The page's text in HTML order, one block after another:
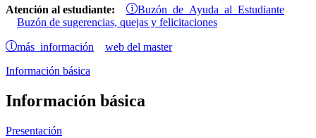
Atención al estudiante: Buzón de Ayuda al Estudiante
Buzón de sugerencias, quejas y felicitaciones
más información
web del master
Información básica
Información básica
Presentación